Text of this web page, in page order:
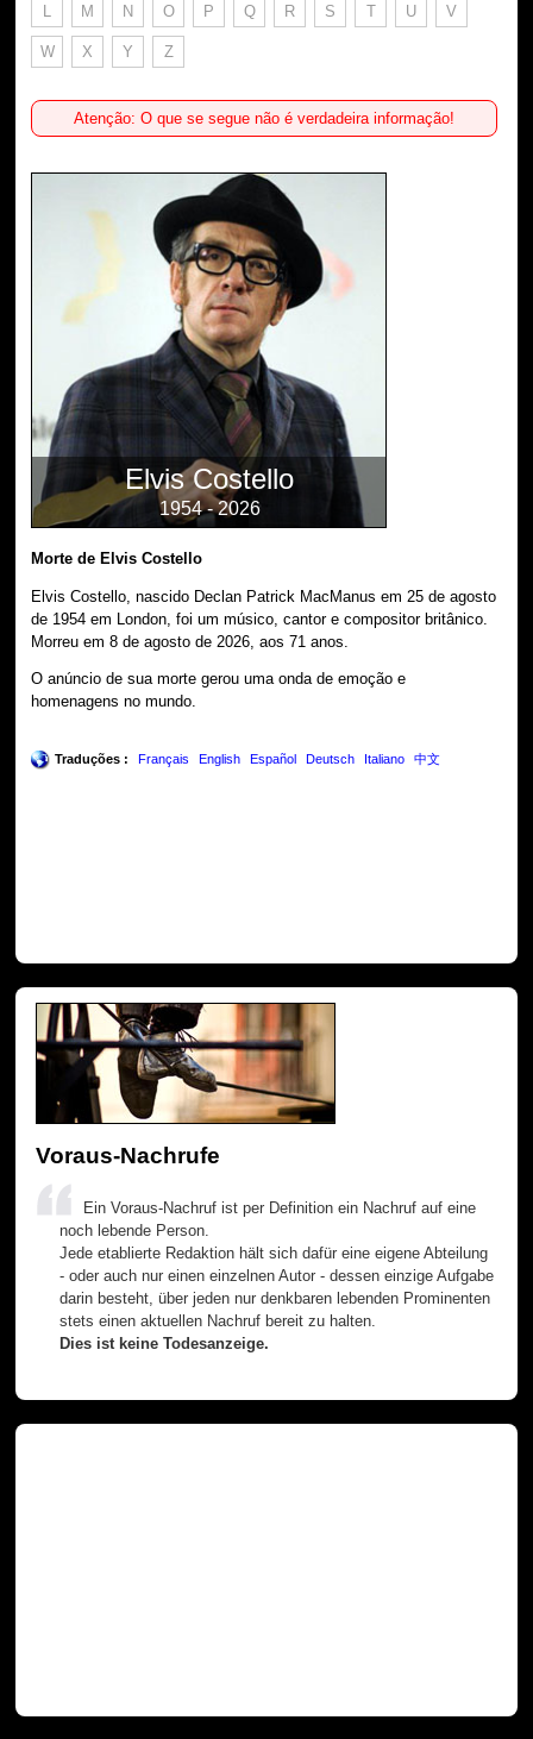
L M N O P Q R S T U V
W X Y Z
Atenção: O que se segue não é verdadeira informação!
Elvis Costello
1954 - 2026
Morte de Elvis Costello
Elvis Costello, nascido Declan Patrick MacManus em 25 de agosto
de 1954 em London, foi um músico, cantor e compositor britânico.
Morreu em 8 de agosto de 2026, aos 71 anos.
O anúncio de sua morte gerou uma onda de emoção e
homenagens no mundo.
Traduções : Français English Español Deutsch Italiano 中文
Voraus-Nachrufe
Ein Voraus-Nachruf ist per Definition ein Nachruf auf eine
noch lebende Person.
Jede etablierte Redaktion hält sich dafür eine eigene Abteilung
- oder auch nur einen einzelnen Autor - dessen einzige Aufgabe
darin besteht, über jeden nur denkbaren lebenden Prominenten
stets einen aktuellen Nachruf bereit zu halten.
Dies ist keine Todesanzeige.